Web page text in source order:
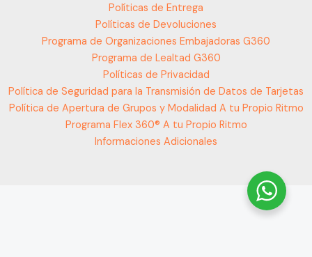
Políticas de Entrega
Políticas de Devoluciones
Programa de Organizaciones Embajadoras G360
Programa de Lealtad G360
Políticas de Privacidad
Política de Seguridad para la Transmisión de Datos de Tarjetas
Política de Apertura de Grupos y Modalidad A tu Propio Ritmo
Programa Flex 360® A tu Propio Ritmo
Informaciones Adicionales